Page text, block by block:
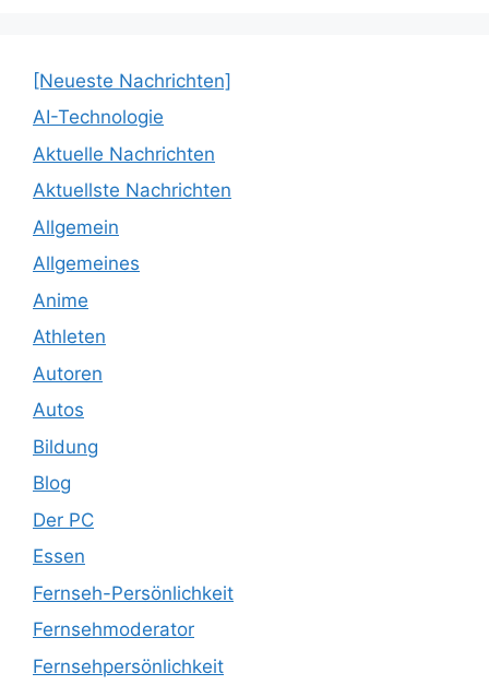
[Neueste Nachrichten]
AI-Technologie
Aktuelle Nachrichten
Aktuellste Nachrichten
Allgemein
Allgemeines
Anime
Athleten
Autoren
Autos
Bildung
Blog
Der PC
Essen
Fernseh-Persönlichkeit
Fernsehmoderator
Fernsehpersönlichkeit